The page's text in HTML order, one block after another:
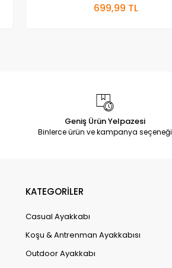
699,99 TL
Geniş Ürün Yelpazesi
Binlerce ürün ve kampanya seçeneği
KATEGORİLER
Casual Ayakkabı
Koşu & Antrenman Ayakkabısı
Outdoor Ayakkabı